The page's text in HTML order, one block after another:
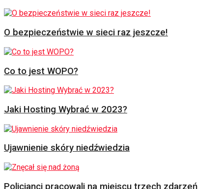
O bezpieczeństwie w sieci raz jeszcze!
Co to jest WOPO?
Jaki Hosting Wybrać w 2023?
Ujawnienie skóry niedźwiedzia
Policjanci pracowali na miejscu trzech zdarzeń